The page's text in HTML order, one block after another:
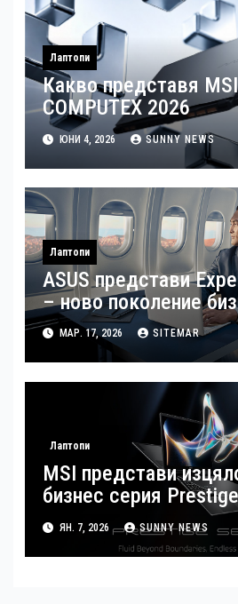
Лаптопи
Какво представя
COMPUTEX 2026
ЮНИ 4, 2026 SUNNY NEWS
Лаптопи
ASUS представи
– ново поколение бизнес лаптоп с
изкуствен интелект
МАР. 17, 2026 SITEMAR
Лаптопи
MSI представи
бизнес серия
ЯН. 7, 2026 SUNNY NEWS